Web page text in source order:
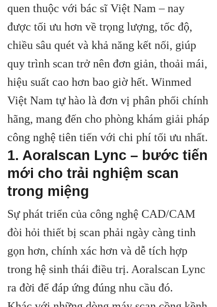
quen thuộc với bác sĩ Việt Nam – nay
được tối ưu hơn về trọng lượng, tốc độ,
chiều sâu quét và khả năng kết nối, giúp
quy trình scan trở nên đơn giản, thoải mái,
hiệu suất cao hơn bao giờ hết. Winmed
Việt Nam tự hào là đơn vị phân phối chính
hãng, mang đến cho phòng khám giải pháp
công nghệ tiên tiến với chi phí tối ưu nhất.
1. Aoralscan Lync – bước tiến
mới cho trải nghiệm scan
trong miệng
Sự phát triển của công nghệ CAD/CAM
đòi hỏi thiết bị scan phải ngày càng tinh
gọn hơn, chính xác hơn và dễ tích hợp
trong hệ sinh thái điều trị. Aoralscan Lync
ra đời để đáp ứng đúng nhu cầu đó.